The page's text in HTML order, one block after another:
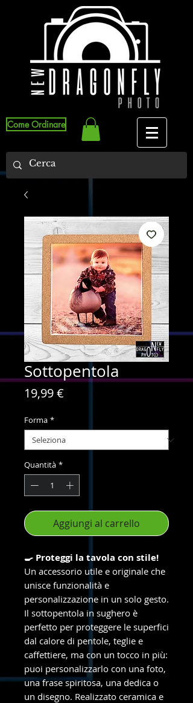
Come Ordinare
Sottopentola
19,99 €
Forma *
Quantità *
Aggiungi al carrello
🍳 Proteggi la tavola con stile!
Un accessorio utile e originale che
unisce funzionalità e
personalizzazione in un solo gesto.
Il sottopentola in sughero è
perfetto per proteggere le superfici
dal calore di pentole, teglie e
caffettiere, ma con un tocco in più:
puoi personalizzarlo con una foto,
una frase spiritosa, una dedica o
un disegno. Realizzato ceramica e